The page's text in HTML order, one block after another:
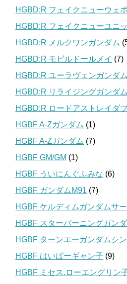
HGBD:R フェイクニューウェ
HGBD:R フェイクニューユニ
HGBD:R メルクワンガンダム
HGBD:R モビルドールメイ (7)
HGBD:R ユーラヴェンガンダム
HGBD:R リライジングガンダム
HGBD:R ロードアストレイダ
HGBF A-Zガンダム (1)
HGBF A-Zガンダム (7)
HGBF GM/GM (1)
HGBF ういにんぐふみな (6)
HGBF ガンダムM91 (7)
HGBF ケルディムガンダムサ
HGBF スターバーニングガン
HGBF ターンエーガンダムシン
HGBF はいぱーギャン子 (9)
HGBF ミセス.ローエングリン